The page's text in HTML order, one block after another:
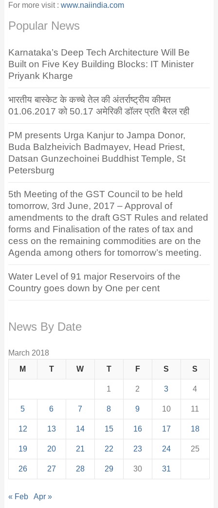
For more visit : www.naiindia.com
Popular News
Karnataka’s Deep Tech Architecture Will Be
Built on Five Key Building Blocks: IT Minister
Priyank Kharge
भारतीय बास्केट के कच्चे तेल की अंतर्राष्ट्रीय कीमत
01.06.2017 को 50.17 अमेरिकी डॉलर प्रति बैरल रही
PM presents Urga Kanjur to Jampa Donor,
Buda Balzheivich Badmayev, Head Priest,
Datsan Gunzechoinei Buddhist Temple, St
Petersburg
5th Meeting of the GST Council to be held
tomorrow, 3rd June, 2017 – Approval of
amendments to the draft GST Rules and related
forms and Finalisation of the rates of tax and
cess on the remaining commodities are on the
Agenda among others for tomorrow’s meeting.
Water Level of 91 major Reservoirs of the
Country goes down by One per cent
News By Date
March 2018
M
T W T F S S
1 2 3 4
5 6 7 8 9 10 11
12 13 14 15 16 17 18
19 20 21 22 23 24 25
26 27 28 29 30 31
« Feb Apr »